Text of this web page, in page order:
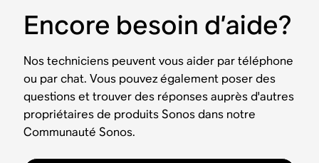
Encore besoin d’aide?
Nos techniciens peuvent vous aider par téléphone
ou par chat. Vous pouvez également poser des
questions et trouver des réponses auprès d'autres
propriétaires de produits Sonos dans notre
Communauté Sonos.